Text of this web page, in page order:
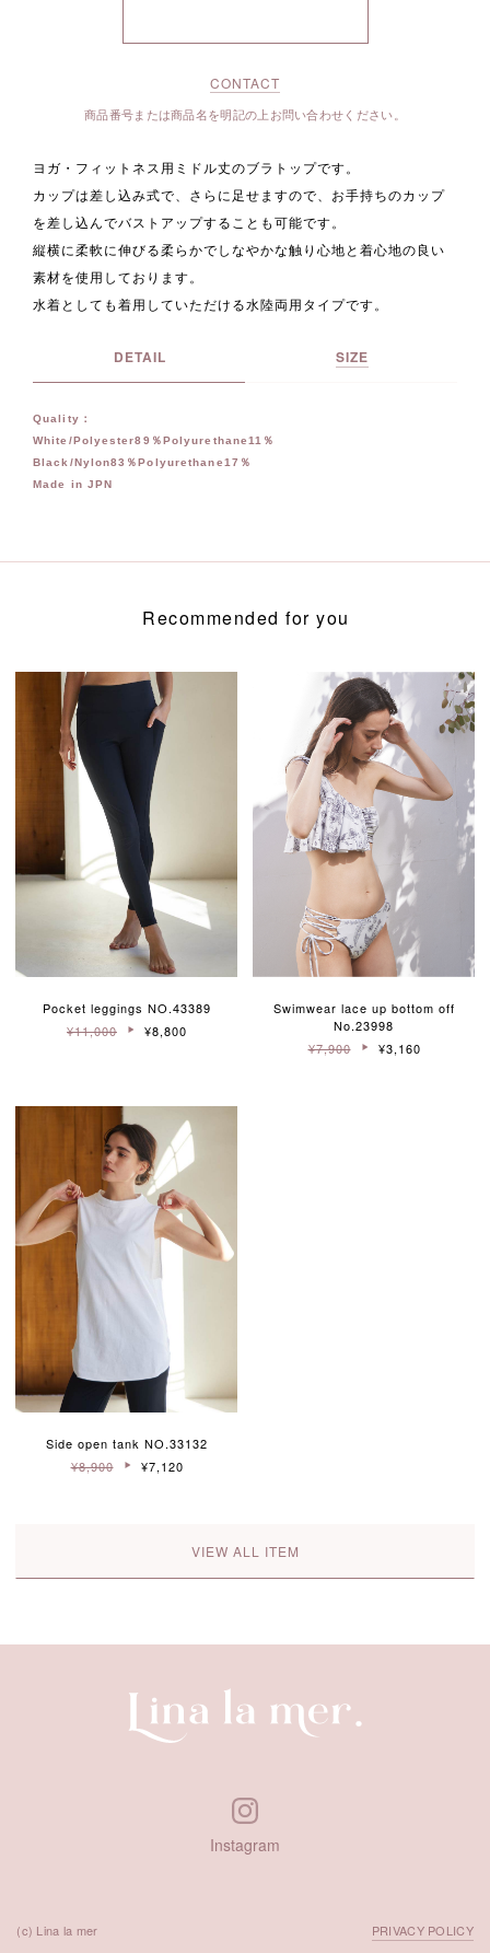
CONTACT
商品番号または商品名を明記の上お問い合わせください。
ヨガ・フィットネス用ミドル丈のブラトップです。
カップは差し込み式で、さらに足せますので、お手持ちのカップ
を差し込んでバストアップすることも可能です。
縦横に柔軟に伸びる柔らかでしなやかな触り心地と着心地の良い
素材を使用しております。
水着としても着用していただける水陸両用タイプです。
DETAIL SIZE
Quality：
White/Polyester89％Polyurethane11％
Black/Nylon83％Polyurethane17％
Made in JPN
Recommended for you
Pocket leggings NO.43389
¥11,000
¥8,800
Swimwear lace up bottom off
No.23998
¥7,900
¥3,160
Side open tank NO.33132
¥8,900
¥7,120
VIEW ALL ITEM
Instagram
(c) Lina la mer PRIVACY POLICY